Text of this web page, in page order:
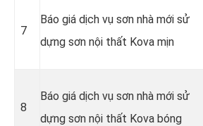
7
Báo giá dịch vụ sơn nhà mới sử
dựng sơn nội thất Kova mịn
8
Báo giá dịch vụ sơn nhà mới sử
dựng sơn nội thất Kova bóng